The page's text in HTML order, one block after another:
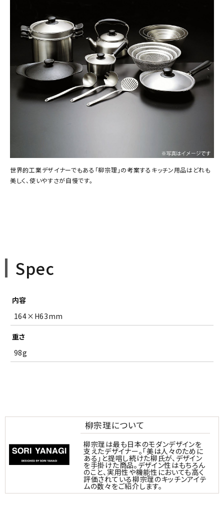
世界的工業デザイナーでもある「柳宗理」の考案するキッチン用品はどれも
美しく、使いやすさが自慢です。
Spec
内容
164×H63mm
重さ
98g
柳宗理について
柳宗理は最も日本のモダンデザインを
支えたデザイナー。「美は人々のために
ある」と提唱し続けた柳氏が、デザイン
を手掛けた商品。デザイン性はもちろん
のこと、実用性や機能性においても高く
評価されている柳宗理のキッチンアイテ
ムの数々をご紹介します。